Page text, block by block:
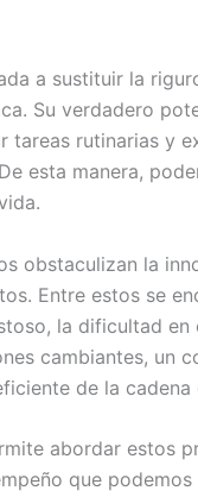
a sustituir la
Su verdadero
tareas rutinarias y
esta manera,
obstaculizan la
Entre estos se
la dificultad en
cambiantes, un
de la cadena
abordar estos
que